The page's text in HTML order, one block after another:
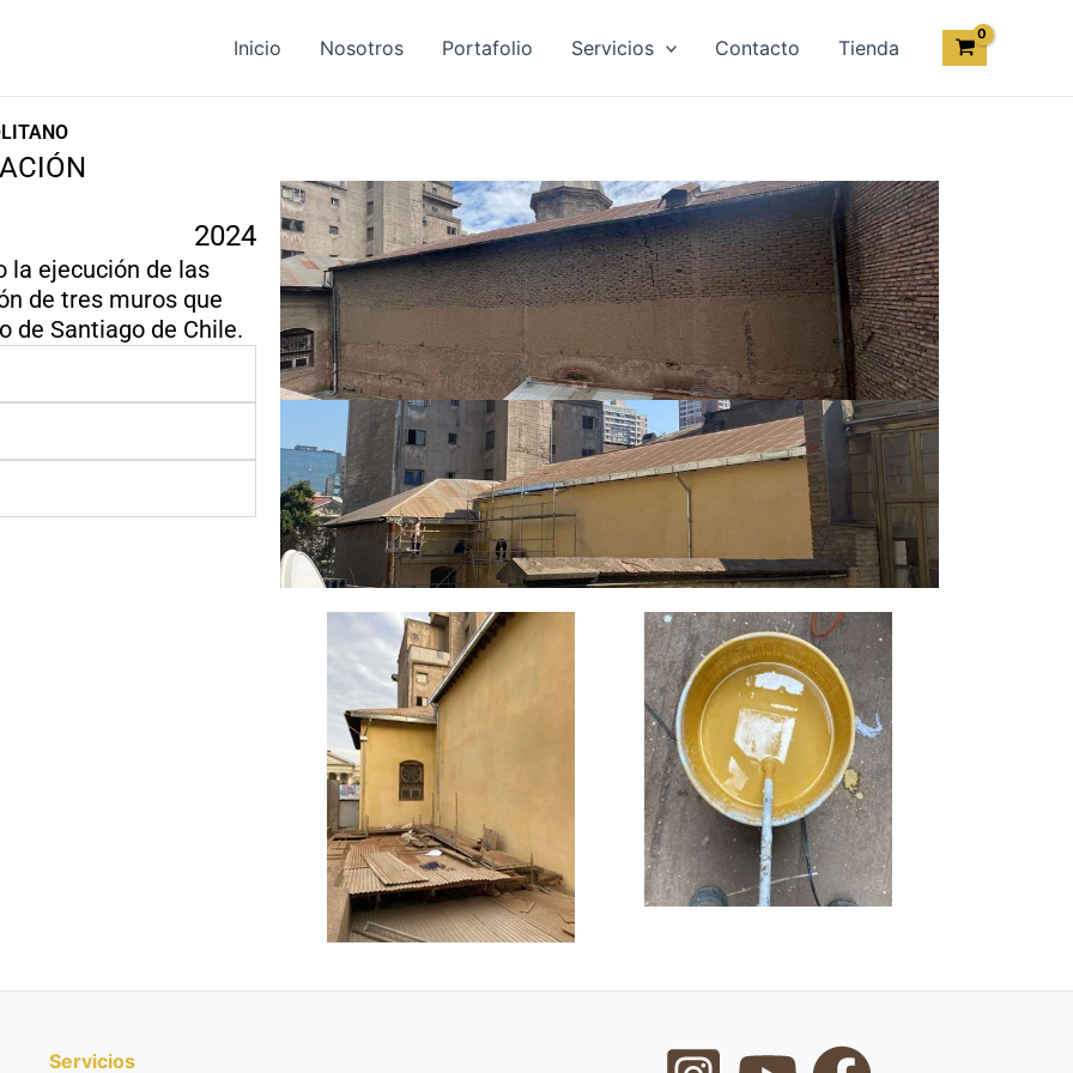
Inicio Nosotros Portafolio Servicios Contacto Tienda
2024
la ejecución de las
de tres muros que
de Santiago de Chile.
Servicios